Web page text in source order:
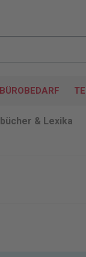
BÜROBEDARF
& Lexika